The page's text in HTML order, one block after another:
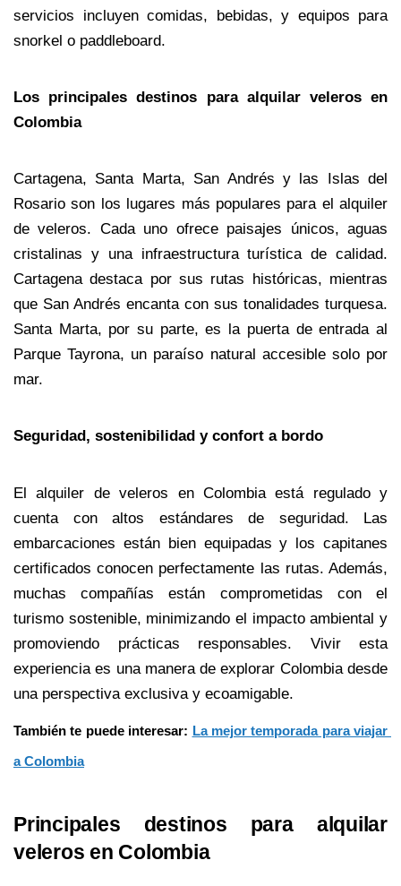
servicios incluyen comidas, bebidas, y equipos para
snorkel o paddleboard.
Los principales destinos para alquilar veleros en
Colombia
Cartagena, Santa Marta, San Andrés y las Islas del
Rosario son los lugares más populares para el alquiler
de veleros. Cada uno ofrece paisajes únicos, aguas
cristalinas y una infraestructura turística de calidad.
Cartagena destaca por sus rutas históricas, mientras
que San Andrés encanta con sus tonalidades turquesa.
Santa Marta, por su parte, es la puerta de entrada al
Parque Tayrona, un paraíso natural accesible solo por
mar.
Seguridad, sostenibilidad y confort a bordo
El alquiler de veleros en Colombia está regulado y
cuenta con altos estándares de seguridad. Las
embarcaciones están bien equipadas y los capitanes
certificados conocen perfectamente las rutas. Además,
muchas compañías están comprometidas con el
turismo sostenible, minimizando el impacto ambiental y
promoviendo prácticas responsables. Vivir esta
experiencia es una manera de explorar Colombia desde
una perspectiva exclusiva y ecoamigable.
También te puede interesar: La mejor temporada para viajar
a Colombia
Principales destinos para alquilar
veleros en Colombia